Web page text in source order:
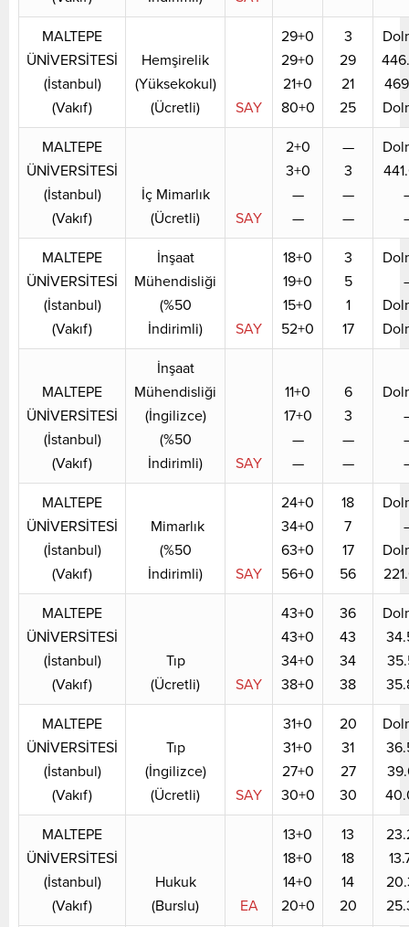
MALTEPE
ÜNİVERSİTESİ
(İstanbul)
(Vakıf)
Hemşirelik
(Yüksekokul)
(Ücretli)
SAY
29+0
29+0
21+0
80+0
3
29
21
25
MALTEPE
ÜNİVERSİTESİ
(İstanbul)
(Vakıf)
İç Mimarlık
(Ücretli)
SAY
2+0
3+0
—
—
—
3
—
—
MALTEPE
ÜNİVERSİTESİ
(İstanbul)
(Vakıf)
İnşaat
Mühendisliği
(%50
İndirimli)
SAY
18+0
19+0
15+0
52+0
3
5
1
17
MALTEPE
ÜNİVERSİTESİ
(İstanbul)
(Vakıf)
İnşaat
Mühendisliği
(İngilizce)
(%50
İndirimli)
SAY
11+0
17+0
—
—
6
3
—
—
MALTEPE
ÜNİVERSİTESİ
(İstanbul)
(Vakıf)
Mimarlık
(%50
İndirimli)
SAY
24+0
34+0
63+0
56+0
18
7
17
56
MALTEPE
ÜNİVERSİTESİ
(İstanbul)
(Vakıf)
Tıp
(Ücretli)
SAY
43+0
43+0
34+0
38+0
36
43
34
38
MALTEPE
ÜNİVERSİTESİ
(İstanbul)
(Vakıf)
Tıp
(İngilizce)
(Ücretli)
SAY
31+0
31+0
27+0
30+0
20
31
27
30
MALTEPE
ÜNİVERSİTESİ
(İstanbul)
(Vakıf)
Hukuk
(Burslu)
EA
13+0
18+0
14+0
20+0
13
18
14
20